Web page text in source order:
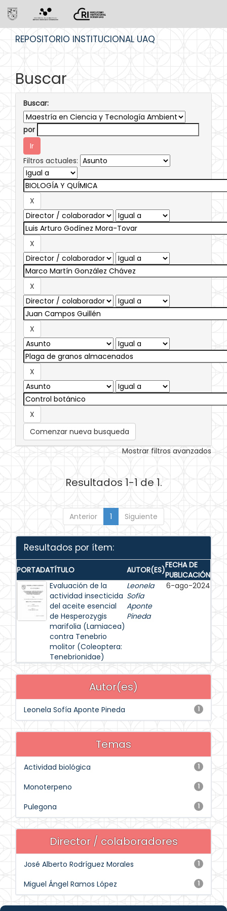
REPOSITORIO INSTITUCIONAL UAQ
Buscar
Buscar:
por
Filtros actuales:
Comenzar nueva busqueda
Mostrar filtros avanzados
Resultados 1-1 de 1.
Anterior 1 Siguiente
Resultados por ítem:
PORTADATÍTULO AUTOR(ES)FECHA DE
PUBLICACIÓN
Evaluación de la
actividad insecticida
del aceite esencial
de Hesperozygis
marifolia (Lamiacea)
contra Tenebrio
molitor (Coleoptera:
Tenebrionidae)
Leonela
Sofía
Aponte
Pineda
6-ago-2024
Autor(es)
1
Leonela Sofía Aponte Pineda
Temas
1
Actividad biológica
1
Monoterpeno
1
Pulegona
Director / colaboradores
1
José Alberto Rodríguez Morales
1
Miguel Ángel Ramos López